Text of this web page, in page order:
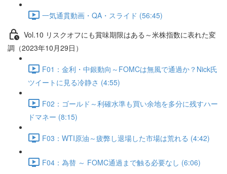
一気通貫動画・QA・スライド (56:45)
Vol.10 リスクオフにも賞味期限はある～米株指数に表れた変
調（2023年10月29日）
F01：金利・中銀動向～FOMCは無風で通過か？Nick氏
ツイートに見る冷静さ (4:55)
F02：ゴールド～利確水準も買い余地を多分に残すハー
ドマネー (8:15)
F03：WTI原油～疲弊し退場した市場は荒れる (4:42)
F04：為替 ～ FOMC通過まで触る必要なし (6:06)